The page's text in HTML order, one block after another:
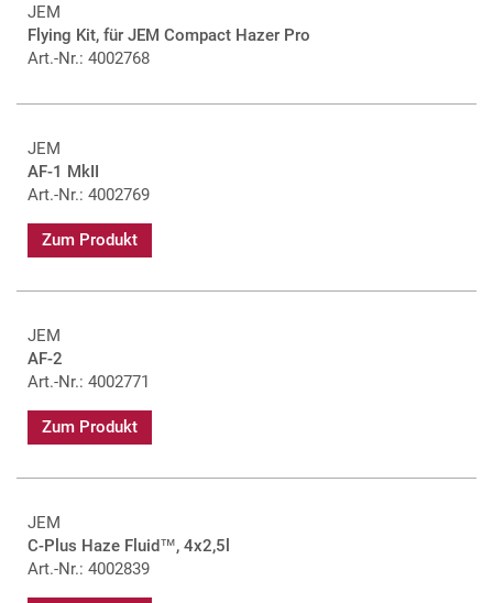
JEM
Flying Kit, für JEM Compact Hazer Pro
Art.-Nr.: 4002768
JEM
AF-1 MkII
Art.-Nr.: 4002769
Zum Produkt
JEM
AF-2
Art.-Nr.: 4002771
Zum Produkt
JEM
C-Plus Haze Fluid™, 4x2,5l
Art.-Nr.: 4002839